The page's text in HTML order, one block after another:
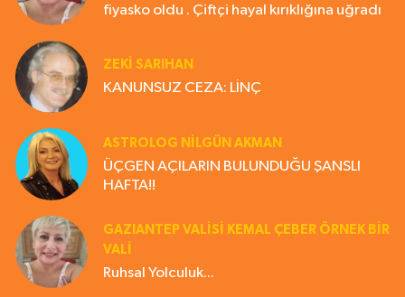
fiyasko oldu . Çiftçi hayal kırıklığına uğradı
ZEKI SARIHAN
KANUNSUZ CEZA: LİNÇ
ASTROLOG NILGÜN AKMAN
ÜÇGEN AÇILARIN BULUNDUĞU ŞANSLI
HAFTA!!
GAZIANTEP VALISI KEMAL ÇEBER ÖRNEK BİR
VALİ
Ruhsal Yolculuk...